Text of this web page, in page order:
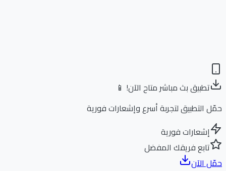
تطبيق بث مباشر متاح الآن! 📱
التطبيق لتجربة أسرع وإشعارات فورية
إشعارات فورية
تابع فريقك المفضل
الآن